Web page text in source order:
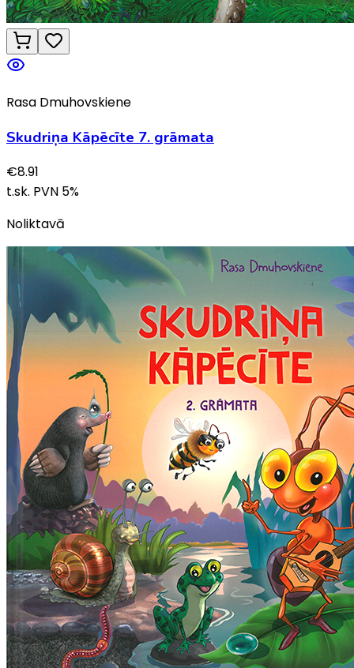
Rasa Dmuhovskiene
Skudriņa Kāpēcīte 7. grāmata
€8.91
t.sk. PVN 5%
Noliktavā